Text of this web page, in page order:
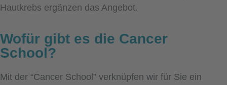
Hautkrebs ergänzen das Angebot.
Wofür gibt es die Cancer
School?
Mit der “Cancer School” verknüpfen wir für Sie ein